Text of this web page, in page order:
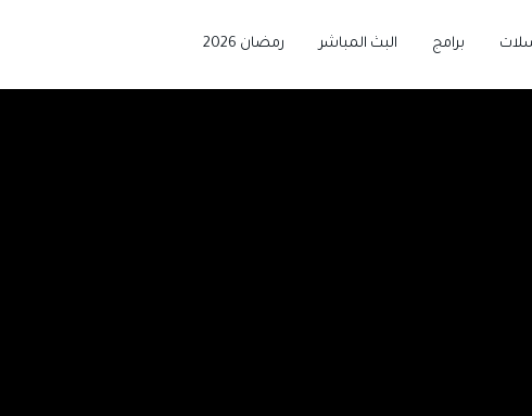
برامج البث المباشر رمضان 2026